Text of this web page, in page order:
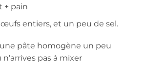
+ pain
œufs entiers, et un peu de sel.
pâte homogène un peu
pas à mixer